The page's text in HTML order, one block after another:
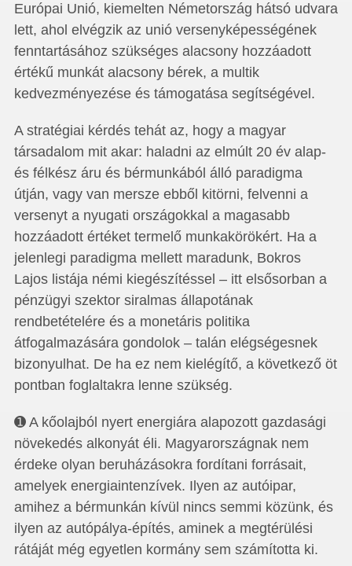
Európai Unió, kiemelten Németország hátsó udvara
lett, ahol elvégzik az unió versenyképességének
fenntartásához szükséges alacsony hozzáadott
értékű munkát alacsony bérek, a multik
kedvezményezése és támogatása segítségével.
A stratégiai kérdés tehát az, hogy a magyar
társadalom mit akar: haladni az elmúlt 20 év alap-
és félkész áru és bérmunkából álló paradigma
útján, vagy van mersze ebből kitörni, felvenni a
versenyt a nyugati országokkal a magasabb
hozzáadott értéket termelő munkakörökért. Ha a
jelenlegi paradigma mellett maradunk, Bokros
Lajos listája némi kiegészítéssel – itt elsősorban a
pénzügyi szektor siralmas állapotának
rendbetételére és a monetáris politika
átfogalmazására gondolok – talán elégségesnek
bizonyulhat. De ha ez nem kielégítő, a következő öt
pontban foglaltakra lenne szükség.
➊ A kőolajból nyert energiára alapozott gazdasági
növekedés alkonyát éli. Magyarországnak nem
érdeke olyan beruházásokra fordítani forrásait,
amelyek energiaintenzívek. Ilyen az autóipar,
amihez a bérmunkán kívül nincs semmi közünk, és
ilyen az autópálya-építés, aminek a megtérülési
rátáját még egyetlen kormány sem számította ki.